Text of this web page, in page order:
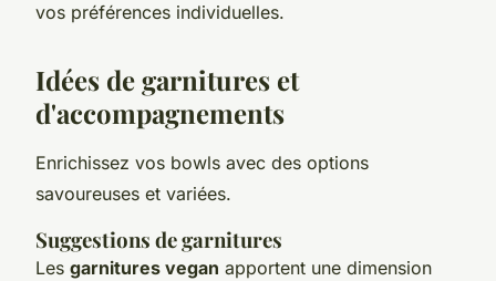
vos préférences individuelles.
Idées de garnitures et
d'accompagnements
Enrichissez vos bowls avec des options
savoureuses et variées.
Suggestions de garnitures
Les garnitures vegan apportent une dimension